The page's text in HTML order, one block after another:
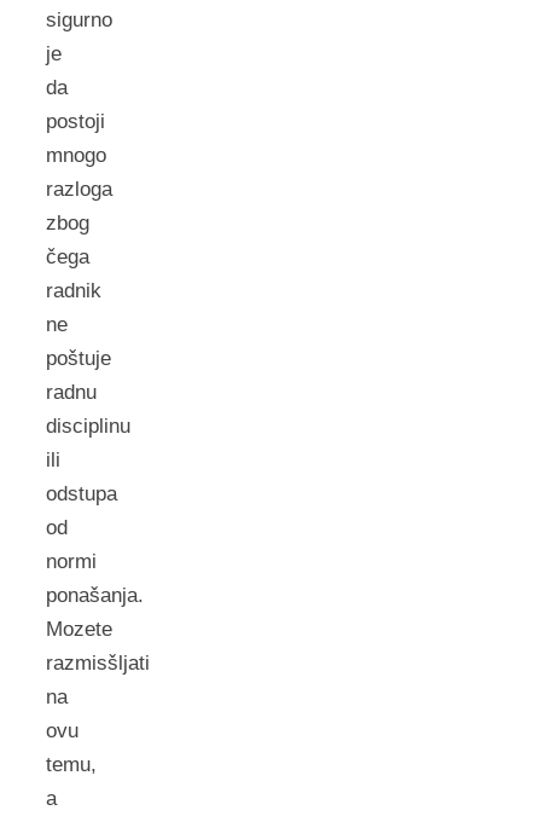
sigurno
je
da
postoji
mnogo
razloga
zbog
čega
radnik
ne
poštuje
radnu
disciplinu
ili
odstupa
od
normi
ponašanja.
Mozete
razmisšljati
na
ovu
temu,
a